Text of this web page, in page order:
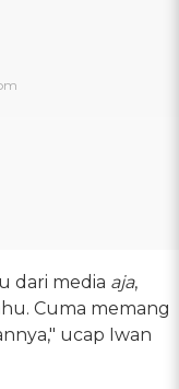
dari media aja,
Cuma memang
ucap Iwan